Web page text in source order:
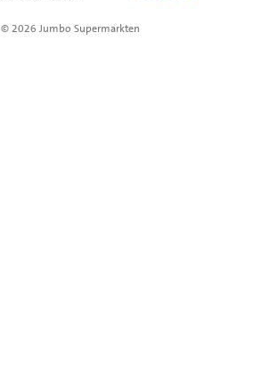
© 2026 Jumbo Supermarkten